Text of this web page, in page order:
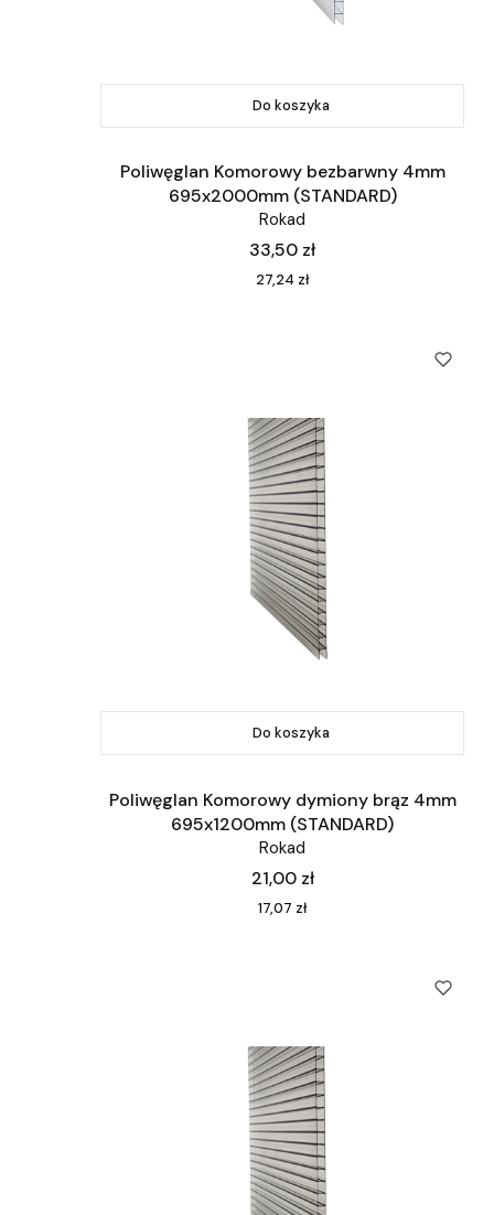
Do koszyka
Poliwęglan Komorowy bezbarwny 4mm
695x2000mm (STANDARD)
Rokad
Cena
33,50 zł
Cena
27,24 zł
Do koszyka
Poliwęglan Komorowy dymiony brąz 4mm
695x1200mm (STANDARD)
Rokad
Cena
21,00 zł
Cena
17,07 zł